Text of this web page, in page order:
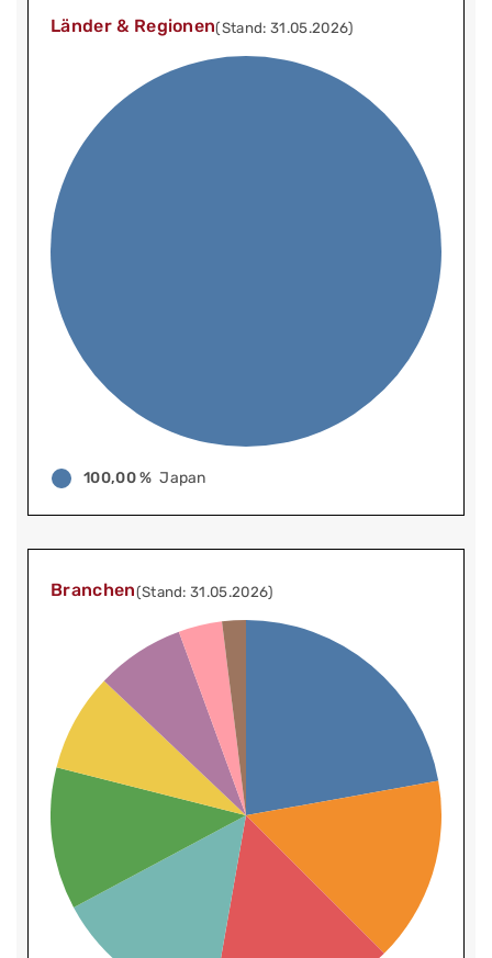
Länder & Regionen(Stand: 31.05.2026)
100,00 % Japan
Branchen(Stand: 31.05.2026)